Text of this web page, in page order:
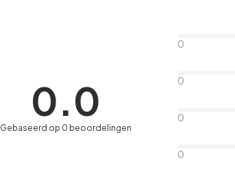
0.0
Gebaseerd op 0 beoordelingen
0
0
0
0